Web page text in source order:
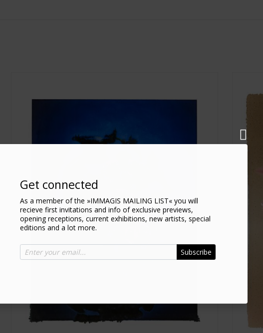
Get connected
As a member of the »IMMAGIS MAILING LIST« you will
recieve first invitations and info of exclusive previews,
opening receptions, current exhibitions, new artists, special
editions and a lot more.
Subscribe